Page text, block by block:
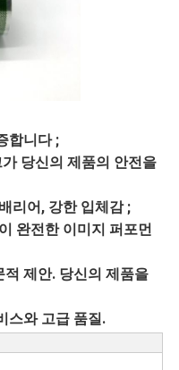
합니다 ;
당신의 제품의 안전을
리어, 강한 입체감 ;
완전한 이미지 퍼포먼
제안. 당신의 제품을
스와 고급 품질.